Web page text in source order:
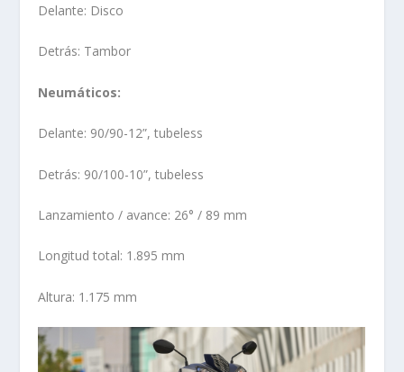
Delante: Disco
Detrás: Tambor
Neumáticos:
Delante: 90/90-12”, tubeless
Detrás: 90/100-10”, tubeless
Lanzamiento / avance: 26° / 89 mm
Longitud total: 1.895 mm
Altura: 1.175 mm